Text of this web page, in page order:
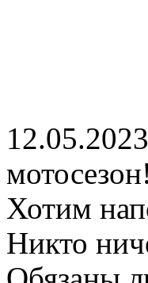
12.05.2023
мотосезон!
Хотим
Никто